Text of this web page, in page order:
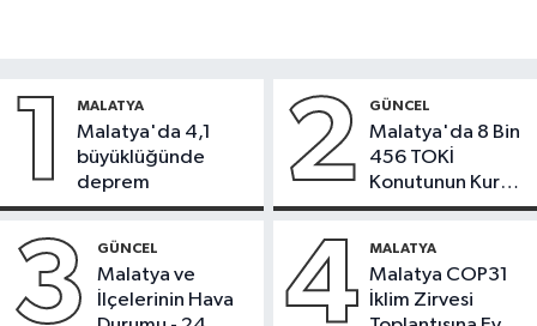
1 MALATYA
Malatya'da 4,1
büyüklüğünde
deprem
2 GÜNCEL
Malatya'da 8 Bin
456 TOKİ
Konutunun Kurası
Bugün Çekiliyor
3 GÜNCEL
Malatya ve
İlçelerinin Hava
4 MALATYA
Malatya COP31
İklim Zirvesi